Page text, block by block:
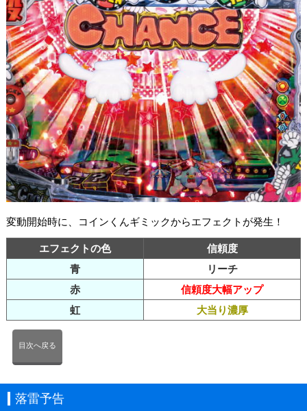
変動開始時に、コインくんギミックからエフェクトが発生！
エフェクトの色
信頼度
青
リーチ
赤
信頼度大幅アップ
虹
大当り濃厚
目次へ戻る
落雷予告